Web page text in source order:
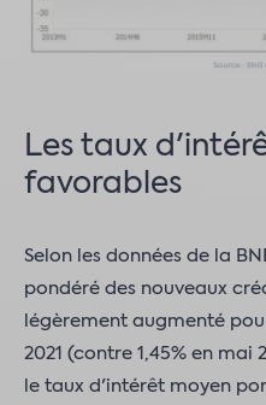
Les taux
favorables
Selon les données de la
pondéré des nouveaux
légèrement augmenté
2021 (contre 1,45% en mai
le taux d'intérêt moyen